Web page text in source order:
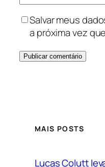
Salvar meus
a próxima vez
MAIS POSTS
Lucas Colutt